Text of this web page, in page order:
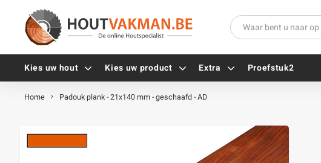
Kies uw hout Kies uw product Extra
Tellerkopschroeven
Stelplaten
Proefstuk2
Home Padouk plank - 21x140 mm - geschaafd - AD